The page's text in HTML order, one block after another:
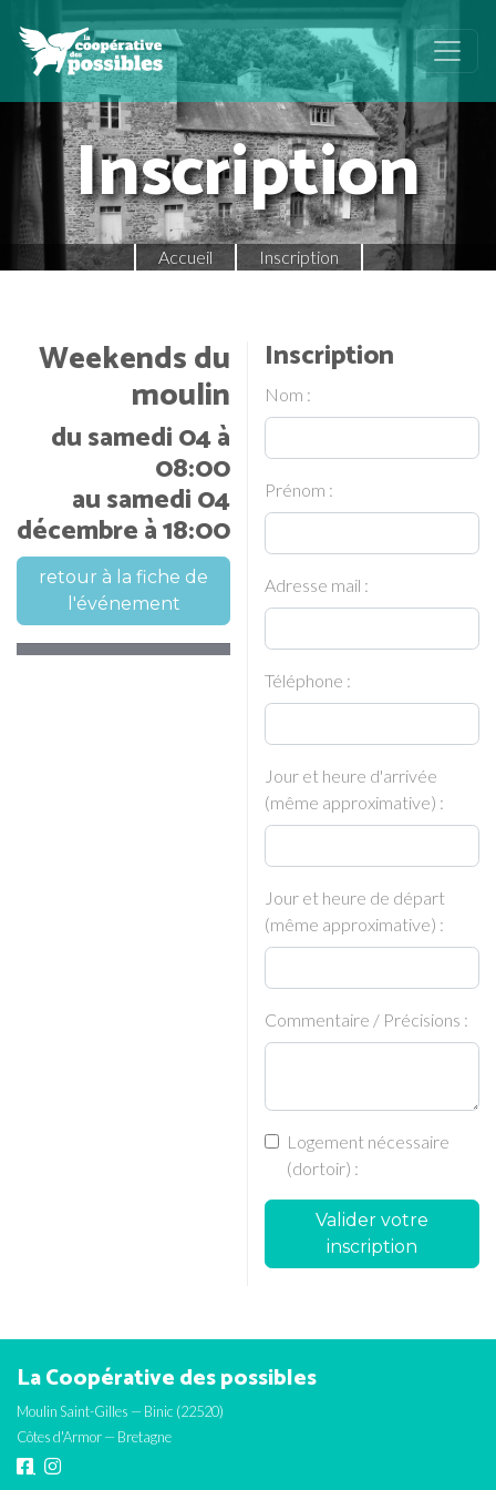
Inscription
Accueil Inscription
Weekends du
moulin
du samedi 04 à
08:00
au samedi 04
décembre à 18:00
retour à la fiche de
l'événement
Inscription
Nom :
Prénom :
Adresse mail :
Téléphone :
Jour et heure d'arrivée
(même approximative) :
Jour et heure de départ
(même approximative) :
Commentaire / Précisions :
Logement nécessaire
(dortoir) :
Valider votre
inscription
La Coopérative des possibles
Moulin Saint-Gilles — Binic (22520)
Côtes d'Armor — Bretagne